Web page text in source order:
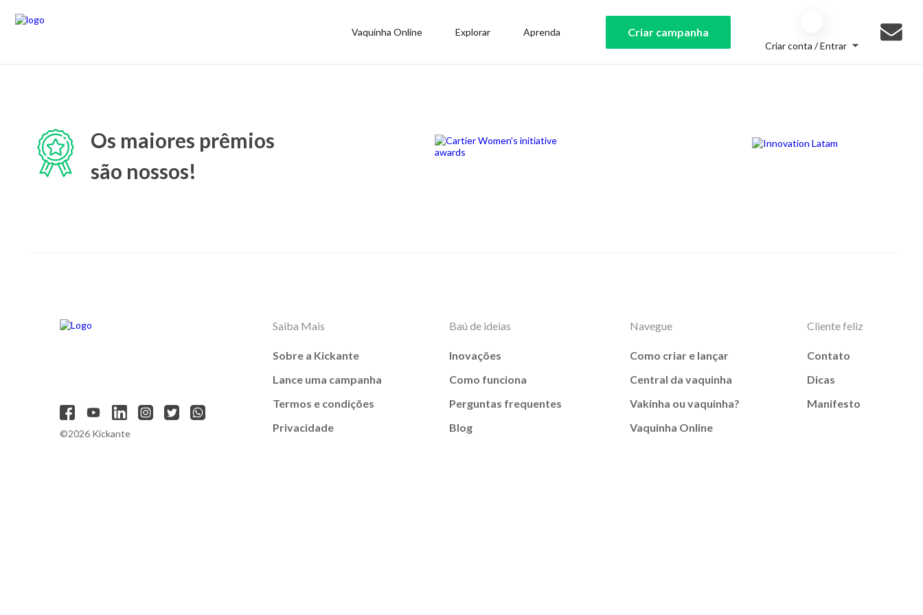
Vaquinha Online Explorar Aprenda Criar campanha
Criar conta / Entrar
Os maiores prêmios
são nossos!
©2026 Kickante
Saiba Mais
Sobre a Kickante
Lance uma campanha
Termos e condições
Privacidade
Baú de ideias
Inovações
Como funciona
Perguntas frequentes
Blog
Navegue
Como criar e lançar
Central da vaquinha
Vakinha ou vaquinha?
Vaquinha Online
Cliente feliz
Contato
Dicas
Manifesto